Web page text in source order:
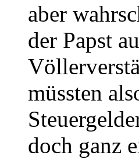
aber
der Papst
müssten
doch ganz